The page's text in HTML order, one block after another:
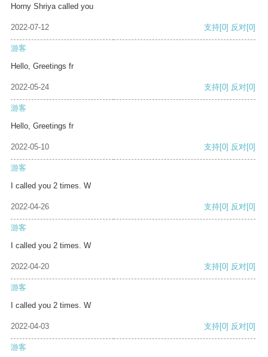
Horny Shriya called you
2022-07-12 支持[0] 反对[0]
游客
Hello, Greetings fr
2022-05-24 支持[0] 反对[0]
游客
Hello, Greetings fr
2022-05-10 支持[0] 反对[0]
游客
I called you 2 times. W
2022-04-26 支持[0] 反对[0]
游客
I called you 2 times. W
2022-04-20 支持[0] 反对[0]
游客
I called you 2 times. W
2022-04-03 支持[0] 反对[0]
游客